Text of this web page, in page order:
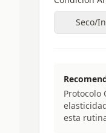
Seco/
Protocolo
esta